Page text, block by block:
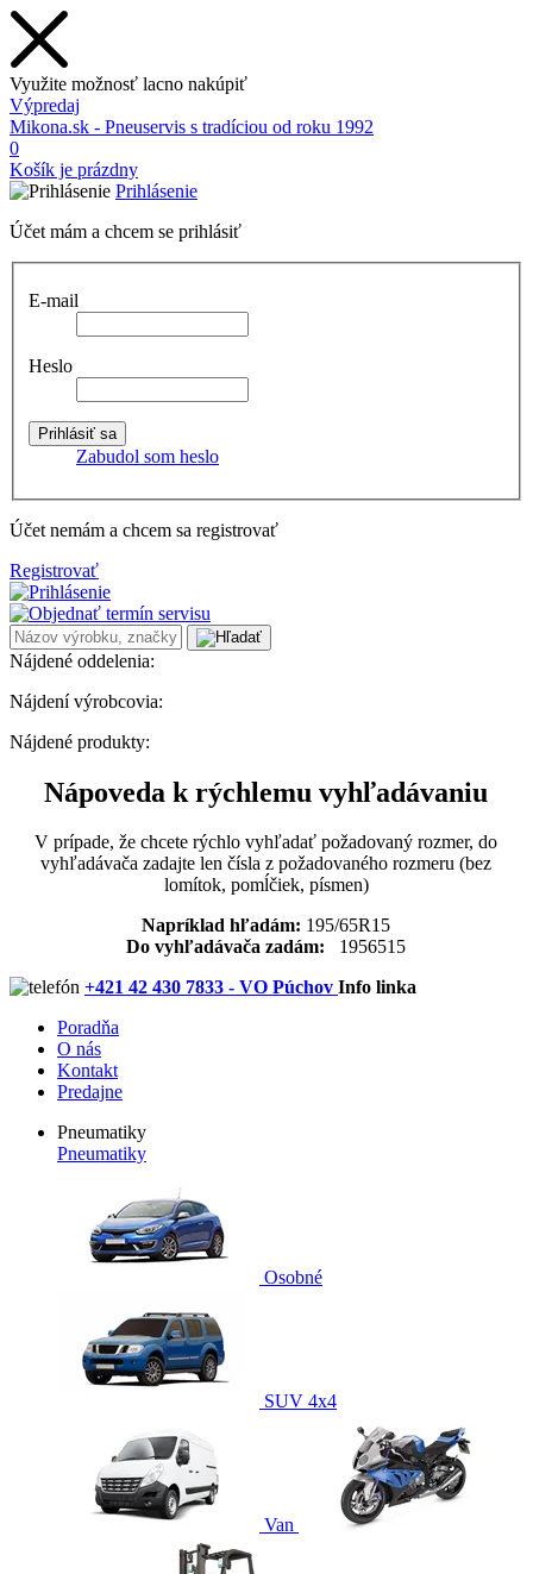
Využite možnosť lacno nakúpiť
Výpredaj
Mikona.sk - Pneuservis s tradíciou od roku 1992
0
Košík je prázdny
Prihlásenie
Účet mám a chcem se prihlásiť
E-mail
Heslo
Zabudol som heslo
Účet nemám a chcem sa registrovať
Registrovať
Nájdené oddelenia:
Nájdení výrobcovia:
Nájdené produkty:
Nápoveda k rýchlemu vyhľadávaniu
V prípade, že chcete rýchlo vyhľadať požadovaný rozmer, do
vyhľadávača zadajte len čísla z požadovaného rozmeru (bez
lomítok, pomĺčiek, písmen)
Napríklad hľadám: 195/65R15
Do vyhľadávača zadám: 1956515
+421 42 430 7833 - VO Púchov Info linka
Poradňa
O nás
Kontakt
Predajne
Pneumatiky
Pneumatiky
Osobné
SUV 4x4
Van